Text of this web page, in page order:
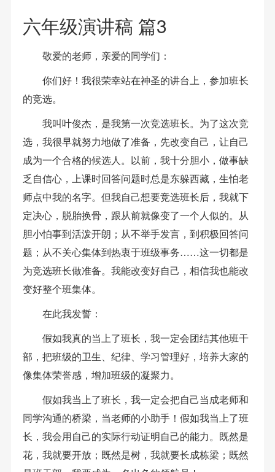
六年级演讲稿 篇3
敬爱的老师，亲爱的同学们：
你们好！我很荣幸站在神圣的讲台上，参加班长
的竞选。
我叫叶俊杰，是我第一次竞选班长。为了这次竞
选，我很早就努力地做了准备，先改变自己，让自己
成为一个合格的候选人。以前，我十分胆小，做事缺
乏自信心，上课时回答问题时总是东躲西藏，生怕老
师点中我的名字。但我自己想要竞选班长后，我就下
定决心，脱胎换骨，跟从前就像变了一个人似的。从
胆小怕事到活泼开朗；从不举手发言，到积极回答问
题；从不关心集体到热衷于班级事务……这一切都是
为竞选班长做准备。我能改变好自己，相信我也能改
变好整个班集体。
在此我发誓：
假如我真的当上了班长，我一定会团结其他班干
部，把班级的卫生、纪律、学习管理好，培养大家的
像集体荣誉感，增加班级的凝聚力。
假如我当上了班长，我一定会把自己当成老师和
同学沟通的桥梁，当老师的小助手！假如我当上了班
长，我会用自己的实际行动证明自己的能力。既然是
花，我就要开放；既然是树，我就要长成栋梁；既然